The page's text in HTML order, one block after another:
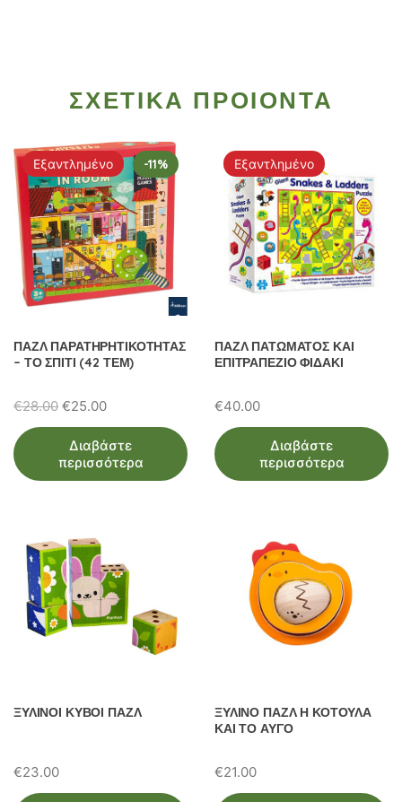
ΣΧΕΤΙΚΑ ΠΡΟΙΟΝΤΑ
Εξαντλημένο -11%
ΠΑΖΛ ΠΑΡΑΤΗΡΗΤΙΚΟΤΗΤΑΣ
– ΤΟ ΣΠΙΤΙ (42 ΤΕΜ)
€28.00 Original
price
was:
€28.00.
€25.00Η
τρέχουσα
τιμή
είναι:
Διαβάστε
περισσότερα
Εξαντλημένο
ΠΑΖΛ ΠΑΤΩΜΑΤΟΣ ΚΑΙ
ΕΠΙΤΡΑΠΕΖΙΟ ΦΙΔΑΚΙ
€40.00
Διαβάστε
περισσότερα
ΞΥΛΙΝΟΙ ΚΥΒΟΙ ΠΑΖΛ
€23.00
ΞΥΛΙΝΟ ΠΑΖΛ Η ΚΟΤΟΥΛΑ
ΚΑΙ ΤΟ ΑΥΓΟ
€21.00